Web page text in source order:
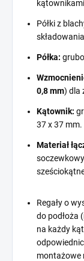
Półki z
Półka:
0,8 mm) dla
Kątownik:
37 x 37 mm.
Materiał
Regały o
do podłoża
na każdy
montażowe